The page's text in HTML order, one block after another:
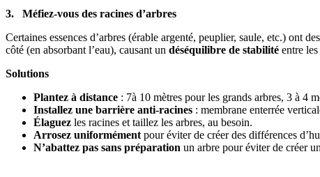
3. Méfiez-vous des racines d’arbres
Certaines essences d’arbres (érable argenté, peuplier, saule, etc.) ont
côté (en absorbant l’eau), causant un déséquilibre de stabilité entre
Solutions
Plantez à distance : 7à 10 mètres pour les grands arbres, 3 à 4
Installez une barrière anti-racines : membrane enterrée
Élaguez les racines et taillez les arbres, au besoin.
Arrosez uniformément pour éviter de créer des différences
N’abattez pas sans préparation un arbre pour éviter de créer